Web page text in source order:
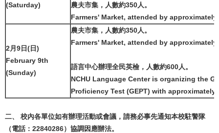
(Saturday)
農夫市集，人數約350人。
Farmers' Market, attended by approximately
2月9日(日)
February 9th
(Sunday)
農夫市集，人數約350人。
Farmers' Market, attended by approximately
語言中心辦理全民英檢，人數約600人。
NCHU Language Center is organizing the
Proficiency Test (GEPT) with approximately
二、 校內各單位如有辦理活動或會議，請務必事先通知本校駐警隊
（電話：22840286）協調因應辦法。